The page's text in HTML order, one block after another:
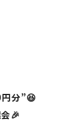
分”😆
🎉